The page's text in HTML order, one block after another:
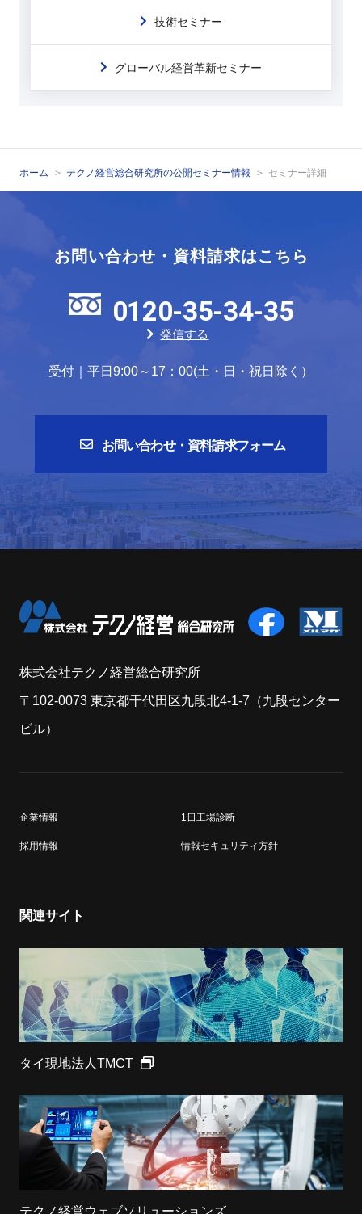
技術セミナー
グローバル経営革新セミナー
ホーム テクノ経営総合研究所の公開セミナー情報 セミナー詳細
お問い合わせ・資料請求はこちら
0120-35-34-35
発信する
受付｜平日9:00～17：00(土・日・祝日除く）
お問い合わせ・資料請求フォーム
株式会社テクノ経営総合研究所
〒102-0073 東京都干代田区九段北4-1-7（九段センター
ビル）
企業情報 1日工場診断
採用情報 情報セキュリティ方針
関連サイト
タイ現地法人TMCT
テクノ経営ウェブソリューションズ